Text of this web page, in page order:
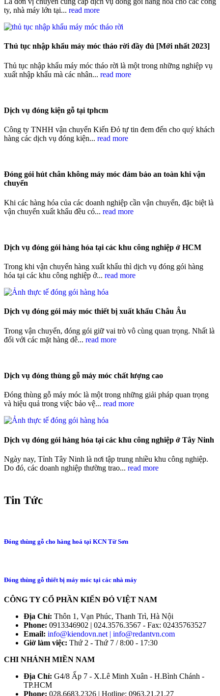
ty, nhà máy lớn tại... read more
Thủ tục nhập khẩu máy móc tháo rời đầy đủ [Mới nhất 2023]
Thủ tục nhập khẩu máy móc tháo rời là một trong những nghiệp vụ
xuất nhập khẩu mà các nhân... read more
Dịch vụ đóng kiện gỗ tại tphcm
Công ty TNHH vận chuyển Kiến Đỏ tự tin đem đến cho quý khách
hàng các dịch vụ đóng kiện... read more
Đóng gói hút chân không máy móc đảm bảo an toàn khi vận
chuyển
Khi các hàng hóa của các doanh nghiệp cần vận chuyển, đặc biệt là
vận chuyển xuất khẩu đều có... read more
Dịch vụ đóng gói hàng hóa tại các khu công nghiệp ở HCM
Trong khi vận chuyển hàng xuất khẩu thì dịch vụ đóng gói hàng
hóa tại các khu công nghiệp ở... read more
Dịch vụ đóng gói máy móc thiết bị xuất khẩu Châu Âu
Trong vận chuyển, đóng gói giữ vai trò vô cùng quan trọng. Nhất là
đối với các mặt hàng dễ... read more
Dịch vụ đóng thùng gỗ máy móc chất lượng cao
Đóng thùng gỗ máy móc là một trong những giải pháp quan trọng
và hiệu quả trong việc bảo vệ... read more
Dịch vụ đóng gói hàng hóa tại các khu công nghiệp ở Tây Ninh
Ngày nay, Tỉnh Tây Ninh là nơi tập trung nhiều khu công nghiệp.
Do đó, các doanh nghiệp thường trao... read more
Tin Tức
Đóng thùng gỗ cho hàng hoá tại KCN Từ Sơn
Đóng thùng gỗ thiết bị máy móc tại các nhà máy
CÔNG TY CỔ PHẦN KIẾN ĐỎ VIỆT NAM
Địa Chỉ: Thôn 1, Vạn Phúc, Thanh Trì, Hà Nội
Phone: 0913346902 | 024.3576.3567 - Fax: 02435763527
Email: info@kiendovn.net | info@redantvn.com
Giờ làm việc: Thứ 2 - Thứ 7 / 8:00 - 17:30
CHI NHÁNH MIỀN NAM
Địa Chỉ: G4/8 Ấp 7 - X.Lê Minh Xuân - H.Bình Chánh -
TP.HCM
Phone: 028.6683.2326 | Hotline: 0963.21.21.27